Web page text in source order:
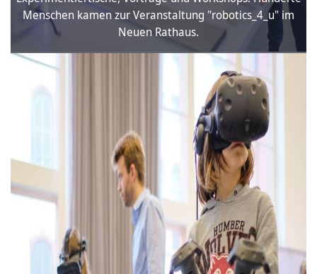
Menschen kamen zur Veranstaltung "robotics_4_u" im
Neuen Rathaus.